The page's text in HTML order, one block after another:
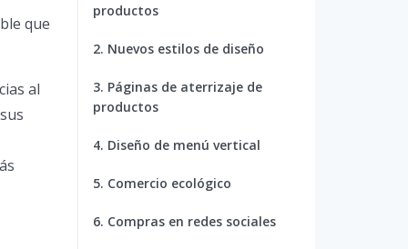
que
al
productos
2. Nuevos estilos de diseño
3. Páginas de aterrizaje de
productos
4. Diseño de menú vertical
5. Comercio ecológico
6. Compras en redes sociales